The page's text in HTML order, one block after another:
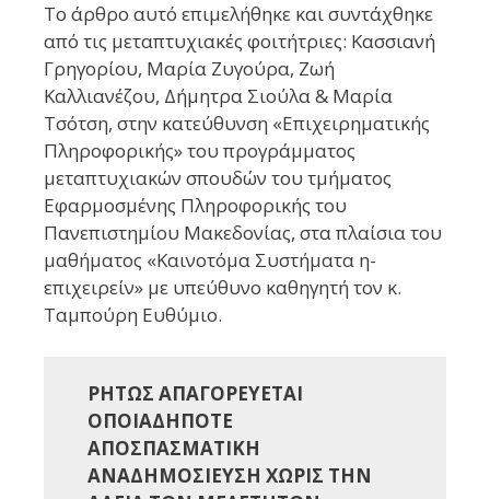
Το άρθρο αυτό επιμελήθηκε και συντάχθηκε
από τις μεταπτυχιακές φοιτήτριες: Κασσιανή
Γρηγορίου, Μαρία Ζυγούρα, Ζωή
Καλλιανέζου, Δήμητρα Σιούλα & Μαρία
Τσότση, στην κατεύθυνση «Επιχειρηματικής
Πληροφορικής» του προγράμματος
μεταπτυχιακών σπουδών του τμήματος
Εφαρμοσμένης Πληροφορικής του
Πανεπιστημίου Μακεδονίας, στα πλαίσια του
μαθήματος «Καινοτόμα Συστήματα η-
επιχειρείν» με υπεύθυνο καθηγητή τον κ.
Ταμπούρη Ευθύμιο.
ΡΗΤΩΣ ΑΠΑΓΟΡΕΥΕΤΑΙ
ΟΠΟΙΑΔΗΠΟΤΕ
ΑΠΟΣΠΑΣΜΑΤΙΚΗ
ΑΝΑΔΗΜΟΣΙΕΥΣΗ ΧΩΡΙΣ ΤΗΝ